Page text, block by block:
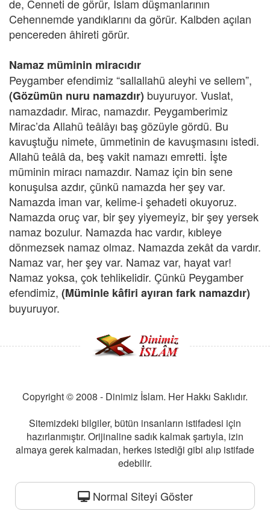
de, Cenneti de görür, İslam düşmanlarının
Cehennemde yandıklarını da görür. Kalbden açılan
pencereden âhireti görür.
Namaz müminin miracıdır
Peygamber efendimiz “sallallahü aleyhi ve sellem”,
(Gözümün nuru namazdır) buyuruyor. Vuslat,
namazdadır. Mirac, namazdır. Peygamberimiz
Mirac’da Allahü teâlâyı baş gözüyle gördü. Bu
kavuştuğu nimete, ümmetinin de kavuşmasını istedi.
Allahü teâlâ da, beş vakit namazı emretti. İşte
müminin miracı namazdır. Namaz için bin sene
konuşulsa azdır, çünkü namazda her şey var.
Namazda iman var, kelime-i şehadeti okuyoruz.
Namazda oruç var, bir şey yiyemeyiz, bir şey yersek
namaz bozulur. Namazda hac vardır, kıbleye
dönmezsek namaz olmaz. Namazda zekât da vardır.
Namaz var, her şey var. Namaz var, hayat var!
Namaz yoksa, çok tehlikelidir. Çünkü Peygamber
efendimiz, (Müminle kâfiri ayıran fark namazdır)
buyuruyor.
Copyright © 2008 - Dinimiz İslam. Her Hakkı Saklıdır.
Sitemizdeki bilgiler, bütün insanların istifadesi için
hazırlanmıştır. Orijinaline sadık kalmak şartıyla, izin
almaya gerek kalmadan, herkes istediği gibi alıp istifade
edebilir.
Normal Siteyi Göster